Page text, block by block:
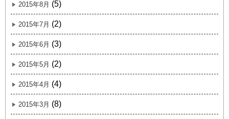
2015年8月 (5)
2015年7月 (2)
2015年6月 (3)
2015年5月 (2)
2015年4月 (4)
2015年3月 (8)